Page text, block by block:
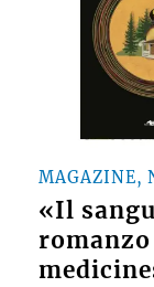
MAGAZINE,
«Il